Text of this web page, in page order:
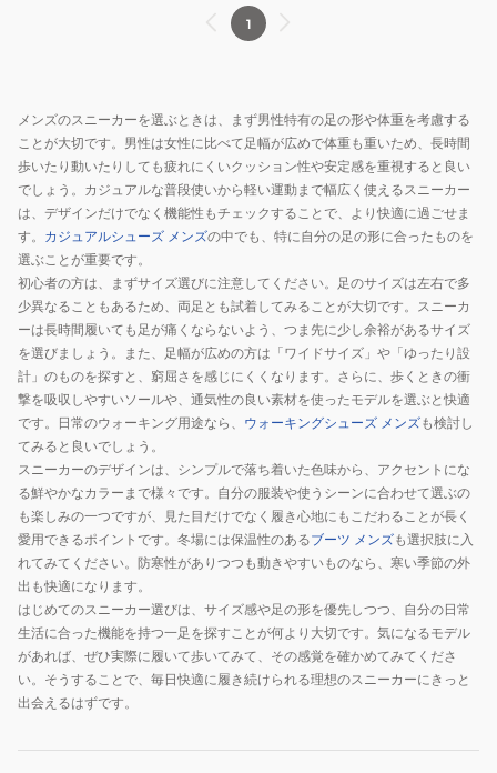
シ
ュ
ー
ズ
防
水
ュ
ゴ
ア
テ
ッ
ク
ス
グ
レ
ー
L49150500
ス
ポ
ー
ツ
カ
ジ
ュ
ア
ル
シ
ュ
ズ
1
メンズのスニーカーを選ぶときは、まず男性特有の足の形や体重を考慮する
ことが大切です。男性は女性に比べて足幅が広めで体重も重いため、長時間
歩いたり動いたりしても疲れにくいクッション性や安定感を重視すると良い
でしょう。カジュアルな普段使いから軽い運動まで幅広く使えるスニーカー
は、デザインだけでなく機能性もチェックすることで、より快適に過ごせま
す。 カジュアルシューズ メンズの中でも、特に自分の足の形に合ったものを
選ぶことが重要です。
初心者の方は、まずサイズ選びに注意してください。足のサイズは左右で多
少異なることもあるため、両足とも試着してみることが大切です。スニーカ
ーは長時間履いても足が痛くならないよう、つま先に少し余裕があるサイズ
を選びましょう。また、足幅が広めの方は「ワイドサイズ」や「ゆったり設
計」のものを探すと、窮屈さを感じにくくなります。さらに、歩くときの衝
撃を吸収しやすいソールや、通気性の良い素材を使ったモデルを選ぶと快適
です。日常のウォーキング用途なら、 ウォーキングシューズ メンズも検討し
てみると良いでしょう。
スニーカーのデザインは、シンプルで落ち着いた色味から、アクセントにな
る鮮やかなカラーまで様々です。自分の服装や使うシーンに合わせて選ぶの
も楽しみの一つですが、見た目だけでなく履き心地にもこだわることが長く
愛用できるポイントです。冬場には保温性のあるブーツ メンズも選択肢に入
れてみてください。防寒性がありつつも動きやすいものなら、寒い季節の外
出も快適になります。
はじめてのスニーカー選びは、サイズ感や足の形を優先しつつ、自分の日常
生活に合った機能を持つ一足を探すことが何より大切です。気になるモデル
があれば、ぜひ実際に履いて歩いてみて、その感覚を確かめてみてくださ
い。そうすることで、毎日快適に履き続けられる理想のスニーカーにきっと
出会えるはずです。